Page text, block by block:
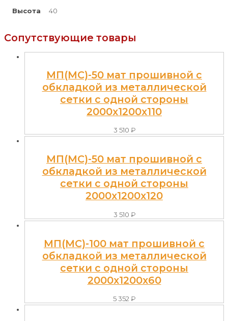
Высота 40
Сопутствующие товары
МП(МС)-50 мат прошивной с
обкладкой из металлической
сетки с одной стороны
2000x1200x110
3 510 ₽
МП(МС)-50 мат прошивной с
обкладкой из металлической
сетки с одной стороны
2000x1200x120
3 510 ₽
МП(МС)-100 мат прошивной с
обкладкой из металлической
сетки с одной стороны
2000x1200x60
5 352 ₽